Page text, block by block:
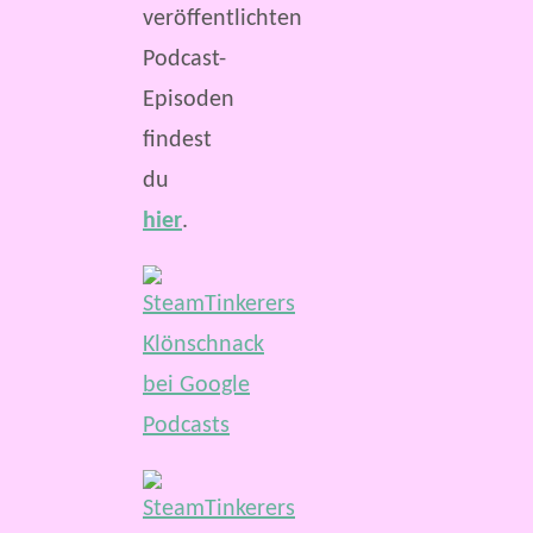
veröffentlichten
Podcast-
Episoden
findest
du
hier.